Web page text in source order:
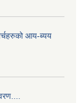
आय-ब्यय